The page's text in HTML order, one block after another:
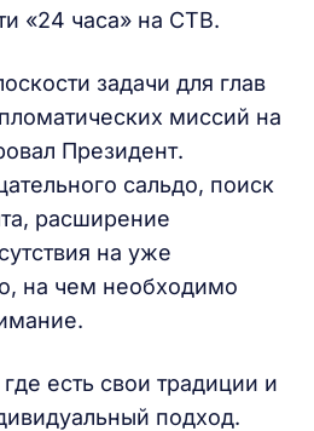
«24 часа» на СТВ.
задачи для глав
миссий на
Президент.
сальдо, поиск
расширение
на уже
на чем необходимо
есть свои традиции и
подход.